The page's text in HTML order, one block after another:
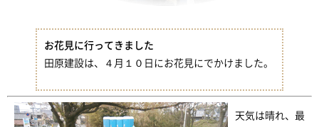
お花見に行ってきました
田原建設は、４月１０日にお花見にでかけました。
天気は晴れ、最